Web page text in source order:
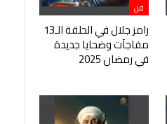
فن
رامز جلال في الحلقة الـ13
مفاجآت وضحايا جديدة
في رمضان 2025